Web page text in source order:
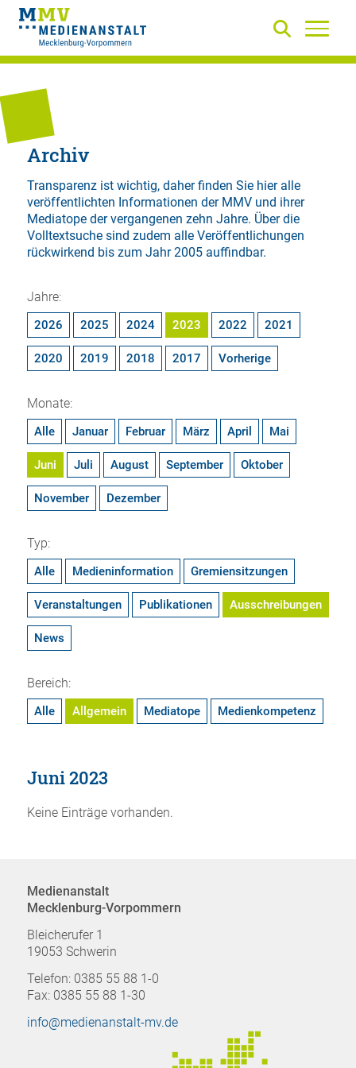
Archiv
Transparenz ist wichtig, daher finden Sie hier alle
veröffentlichten Informationen der MMV und ihrer
Mediatope der vergangenen zehn Jahre. Über die
Volltextsuchesind zudem alle Veröffentlichungen
rückwirkend bis zum Jahr 2005 auffindbar.
Jahre:
2026 2025 2024 2023 2022 2021
2020 2019 2018 2017 Vorherige
Monate:
Alle Januar Februar März April Mai
Juni Juli August September Oktober
November Dezember
Typ:
Alle Medieninformation Gremiensitzungen
Veranstaltungen Publikationen Ausschreibungen
News
Bereich:
Alle Allgemein Mediatope Medienkompetenz
Juni 2023
Keine Einträge vorhanden.
Medienanstalt
Mecklenburg-Vorpommern
Bleicherufer 1
19053 Schwerin
Telefon: 0385 55 88 1-0
Fax: 0385 55 88 1-30
info@medienanstalt-mv.de